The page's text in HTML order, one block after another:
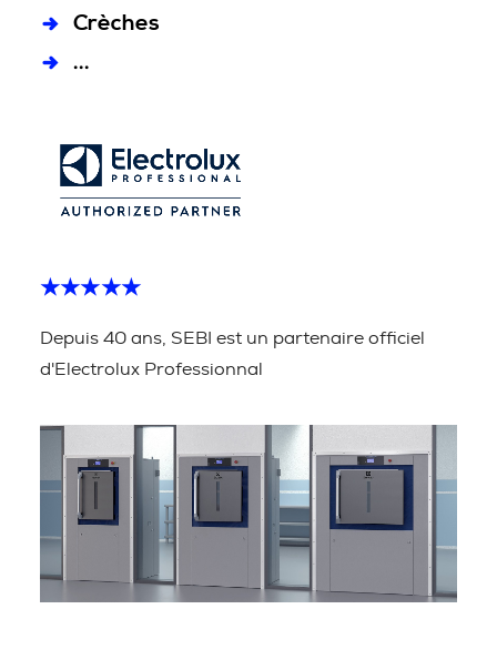
Crèches
...
★★★★★
Depuis 40 ans, SEBI est un partenaire officiel
d'Electrolux Professionnal